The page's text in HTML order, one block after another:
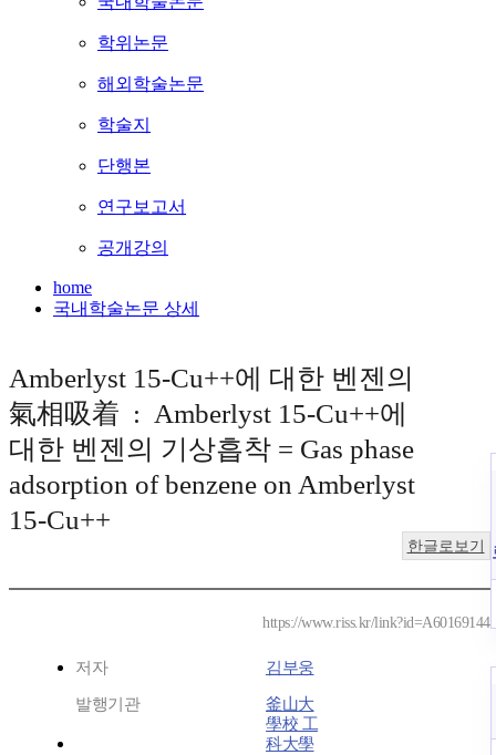
학위논문
해외학술논문
학술지
단행본
연구보고서
공개강의
home
국내학술논문 상세
Amberlyst 15-Cu++에 대한 벤젠의
氣相吸着 : Amberlyst 15-Cu++에
대한 벤젠의 기상흡착 = Gas phase
adsorption of benzene on Amberlyst
15-Cu++
한글로보기
https://www.riss.kr/link?id=A60169144
저자 김부웅
발행기관
釜山大
學校 工
科大學